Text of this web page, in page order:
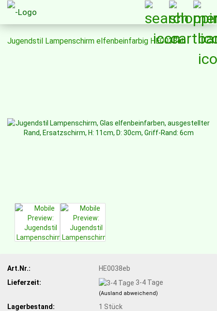
Jugendstil Lampenschirm elfenbeinfarbig HE0038eb
Art.Nr.:
HE0038eb
Lieferzeit:
3-4 Tage
(Ausland abweichend)
Lagerbestand: 1 Stück